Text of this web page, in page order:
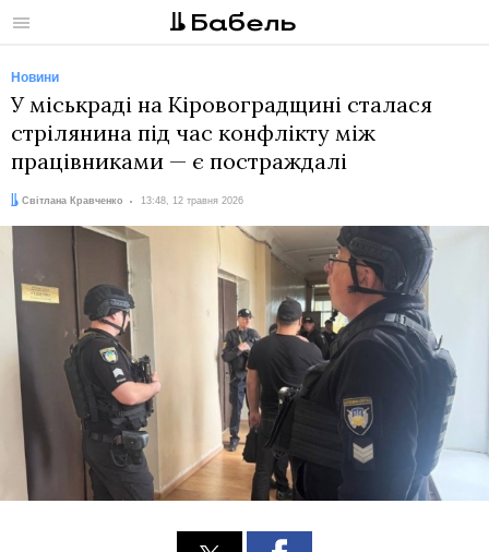
Меню
Новини
У міськраді на Кіровоградщині сталася
стрілянина під час конфлікту між
працівниками — є постраждалі
Автор:
Світлана Кравченко
Дата: 13:48, 12 травня 2026